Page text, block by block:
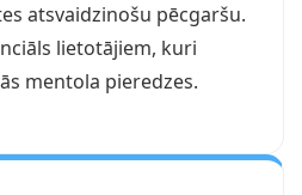
atsvaidzinošu pēcgaršu.
lietotājiem, kuri
mentola pieredzes.